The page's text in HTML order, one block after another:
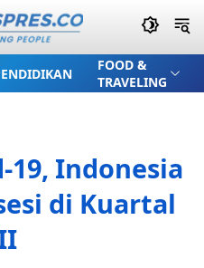
FOOD &
TRAVELING
19, Indonesia
di Kuartal